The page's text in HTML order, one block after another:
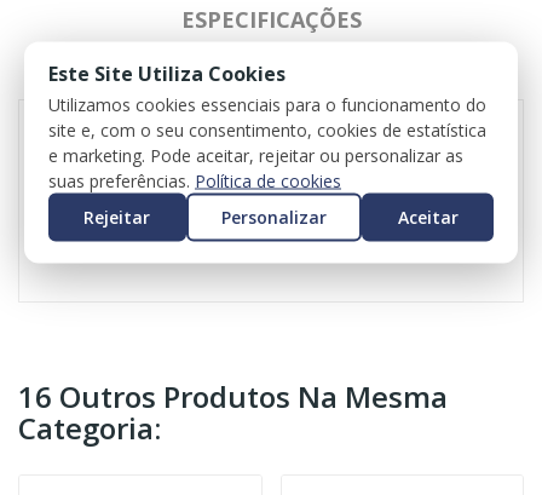
ESPECIFICAÇÕES
REVIEWS
Espelho retrovisor direito para Volkswagen Golf VII
Referência: 021277
6 pinos
16 Outros Produtos Na Mesma
Categoria:
Este Site Utiliza Cookies
Utilizamos cookies essenciais para o funcionamento do
site e, com o seu consentimento, cookies de estatística
e marketing. Pode aceitar, rejeitar ou personalizar as
suas preferências. Política de cookies
Rejeitar
Personalizar Aceitar